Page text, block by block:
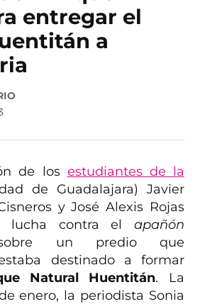
entregar el
a
de los estudiantes de la
de Guadalajara) Javier
y José Alexis Rojas
lucha contra el apañón
sobre un predio que
destinado a formar
Natural Huentitán. La
enero, la periodista Sonia